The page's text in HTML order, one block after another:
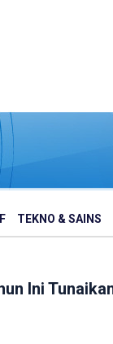
TEKNO & SAINS
Ini